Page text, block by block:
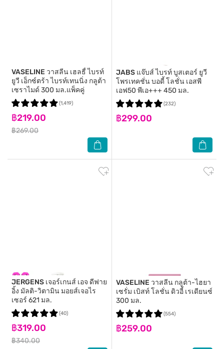
VASELINE วาสลีน เฮลธี้ ไบรท์
ยูวี เอ็กซ์ตร้า ไบรท์เทนนิ่ง กลูต้า
เซราไมด์ 300 มล.แพ็คคู่
฿219.00
฿269.00
(1,419)
JABS แจ๊บส์ ไบรท์ บูสเตอร์ ยูวี
โพรเทคชั่น บอดี้ โลชั่น เอสพี
เอฟ50 พีเอ+++ 450 มล.
฿299.00
(232)
JERGENS เจอร์เกนส์ เอจ ดีฟาย
อิ้ง มัลติ-วิตามิน มอยส์เจอไร
เซอร์ 621 มล.
฿319.00
฿340.00
(40)
VASELINE วาสลีน กลูต้า-ไฮยา
เซรั่ม เบิสท์ โลชั่น ดิวอี้ เรเดียนซ์
300 มล.
฿259.00
(554)